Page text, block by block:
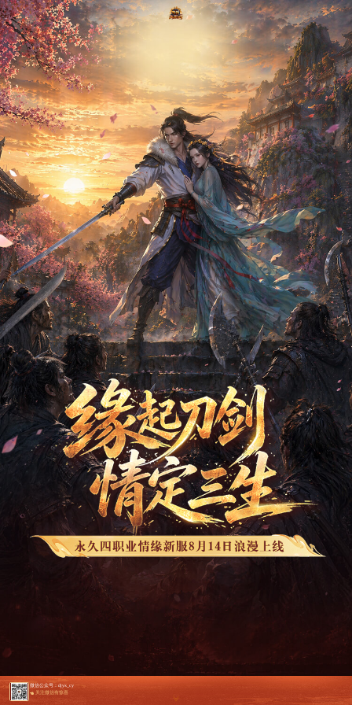
微信公众号：djyx_cy
关注微信有惊喜
公告
08-0
7
新闻 七夕情缘版本【江湖问情】8月14日浪漫上线！
08-0
6
公告 桐庭拾秋活动公告
08-0
5
公告 8月4日全服更新维护公告
08-0
3
公告 签到送福利活动公告
07-2
8
公告 苏州玩家见面会报名开启
07-2
公告 8月1日节日礼包发放公告
07-3
1
公告 铁血旌麾活动公告
07-2
8
本游戏禁止18岁以下玩家登录
北京畅游时代数码技术有限公司版权所有 Copyright © 2011
法律声明 |联系我们